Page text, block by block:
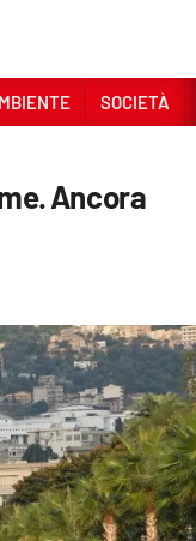
SOCIETÀ
Ancora